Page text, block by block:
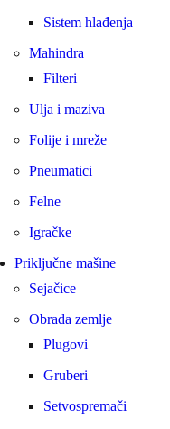
Sistem hlađenja
Mahindra
Filteri
Ulja i maziva
Folije i mreže
Pneumatici
Felne
Igračke
Priključne mašine
Sejačice
Obrada zemlje
Plugovi
Gruberi
Setvospremači